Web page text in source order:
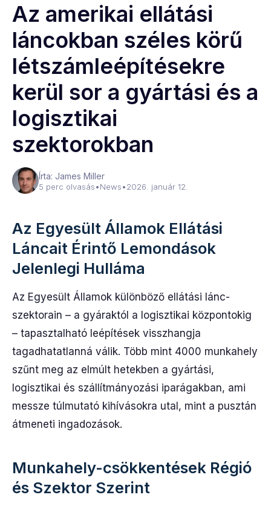
Az amerikai ellátási
láncokban széles körű
létszámleépítésekre
kerül sor a gyártási és a
logisztikai
szektorokban
Írta: James Miller
5 perc olvasás•News•2026. január 12.
Az Egyesült Államok Ellátási
Láncait Érintő Lemondások
Jelenlegi Hulláma
Az Egyesült Államok különböző ellátási lánc-
szektorain – a gyáraktól a logisztikai központokig
– tapasztalható leépítések visszhangja
tagadhatatlanná válik. Több mint 4000 munkahely
szűnt meg az elmúlt hetekben a gyártási,
logisztikai és szállítmányozási iparágakban, ami
messze túlmutató kihívásokra utal, mint a pusztán
átmeneti ingadozások.
Munkahely-csökkentések Régió
és Szektor Szerint